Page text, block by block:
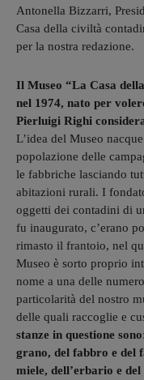
Antonella Bizzarri,
Casa della civiltà
per la nostra redazione.
Il Museo “La Casa
nel 1974, nato per
Pierluigi Righi
L’idea del Museo
popolazione delle
le fabbriche lasciando
abitazioni rurali. I
oggetti dei contadini di
fu inaugurato, c’erano
rimasto il frantoio, nel
Museo è sorto proprio
nome a una delle
particolarità del nostro
delle quali raccoglie e
stanze in questione
grano, del fabbro e del
miele, dell’erbario e